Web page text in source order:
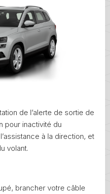
de l’alerte de sortie de
pour inactivité du
à la direction, et
volant.
brancher votre câble